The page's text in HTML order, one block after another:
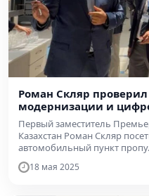
Роман Скляр
модернизации и
Первый заместитель
Казахстан Роман Скляр
автомобильный пункт
18 мая 2025